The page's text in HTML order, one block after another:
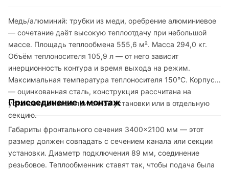
Медь/алюминий: трубки из меди, оребрение алюминиевое
— сочетание даёт высокую теплоотдачу при небольшой
массе. Площадь теплообмена 555,6 м². Масса 294,0 кг.
Объём теплоносителя 105,9 л — от него зависит
инерционность контура и время выхода на режим.
Максимальная температура теплоносителя 150°C. Корпус
— оцинкованная сталь, конструкция рассчитана на
установку в канал приточной установки или в отдельную
секцию.
Присоединение и монтаж
Габариты фронтального сечения 3400×2100 мм — этот
размер должен совпадать с сечением канала или секции
установки. Диаметр подключения 89 мм, соединение
резьбовое. Теплообменник ставят так, чтобы подача была